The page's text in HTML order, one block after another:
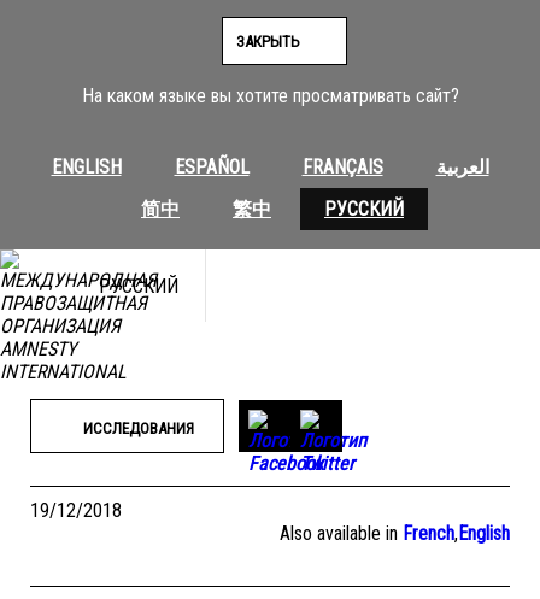
На каком языке вы хотите просматривать сайт?
ENGLISH ESPAÑOL FRANÇAIS
العربية
简中
繁中 РУССКИЙ
ЗАКРЫТЬ
РУССКИЙ
ИССЛЕДОВАНИЯ
19/12/2018
Also available in French,English